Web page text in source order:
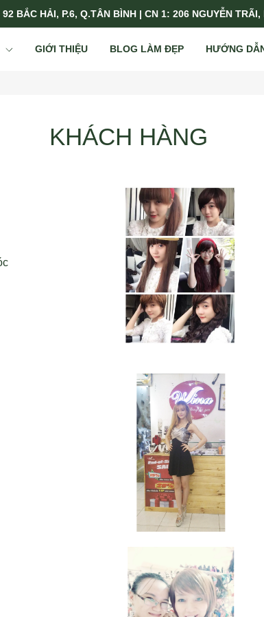
BẮC HẢI, P.6, Q.TÂN BÌNH | CN 1: 206 NGUYỄN TRÃI,
GIỚI THIỆU BLOG LÀM ĐẸP HƯỚNG
KHÁCH HÀNG